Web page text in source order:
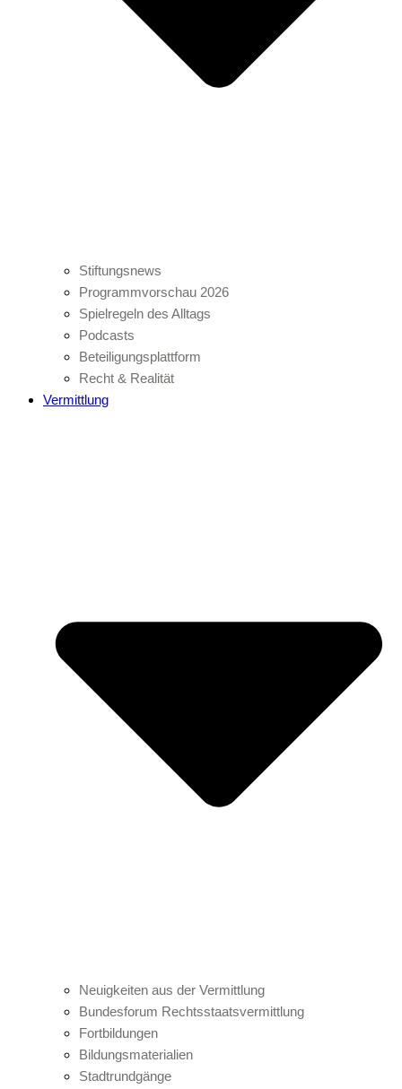
Stiftungsnews
Programmvorschau 2026
Spielregeln des Alltags
Podcasts
Beteiligungsplattform
Recht & Realität
Vermittlung
Neuigkeiten aus der Vermittlung
Bundesforum Rechtsstaatsvermittlung
Fortbildungen
Bildungsmaterialien
Stadtrundgänge